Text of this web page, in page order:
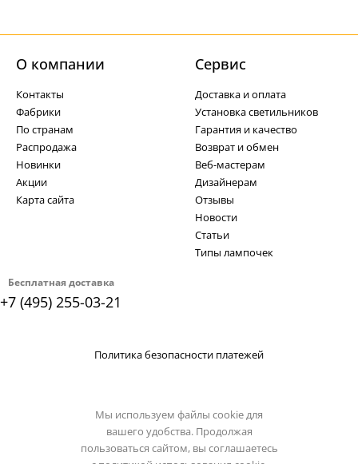
Бесплатная доставка
+7 (495) 255-03-21
О компании
Контакты
Фабрики
По странам
Распродажа
Новинки
Акции
Карта сайта
Cервис
Доставка и оплата
Установка светильников
Гарантия и качество
Возврат и обмен
Веб-мастерам
Дизайнерам
Отзывы
Новости
Статьи
Типы лампочек
Политика безопасности платежей
Мы используем файлы cookie для
вашего удобства. Продолжая
пользоваться сайтом, вы соглашаетесь